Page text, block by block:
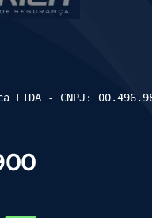
LTDA - CNPJ: